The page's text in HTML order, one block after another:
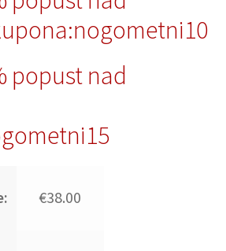
popust nad
€38.00